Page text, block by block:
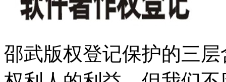
邵武版权登记保护的三